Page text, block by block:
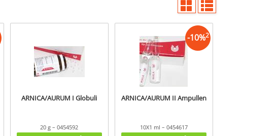
ARNICA/AURUM I Globuli
20 g – 0454592
ARNICA/AURUM II Ampullen
10X1 ml – 0454617
-10%2